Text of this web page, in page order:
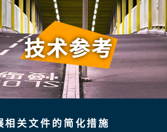
技术参考
相关文件的简化措施